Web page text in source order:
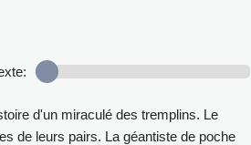
d'un miraculé des tremplins. Le
de leurs pairs. La géantiste de poche